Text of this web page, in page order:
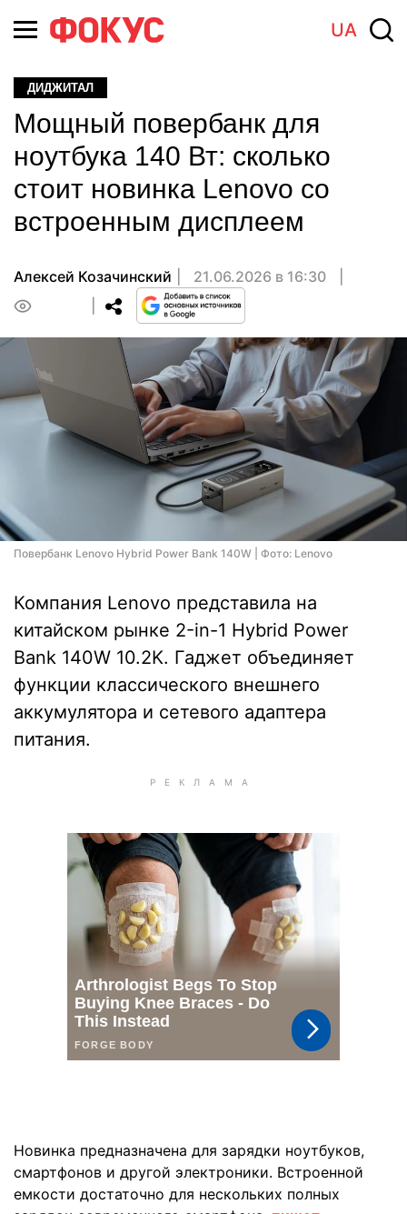
UA
ДИДЖИТАЛ
Мощный повербанк для
ноутбука 140 Вт: сколько
стоит новинка Lenovo со
встроенным дисплеем
Алексей Козачинский
21.06.2026 в 16:30
Повербанк Lenovo Hybrid Power Bank 140W | Фото: Lenovo
Компания Lenovo представила на
китайском рынке 2-in-1 Hybrid Power
Bank 140W 10.2K. Гаджет объединяет
функции классического внешнего
аккумулятора и сетевого адаптера
питания.
Новинка предназначена для зарядки ноутбуков,
смартфонов и другой электроники. Встроенной
емкости достаточно для нескольких полных